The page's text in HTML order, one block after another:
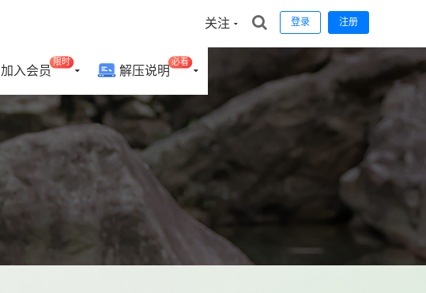
登录 注册
关注
加入会员
限时
解压说明
必看